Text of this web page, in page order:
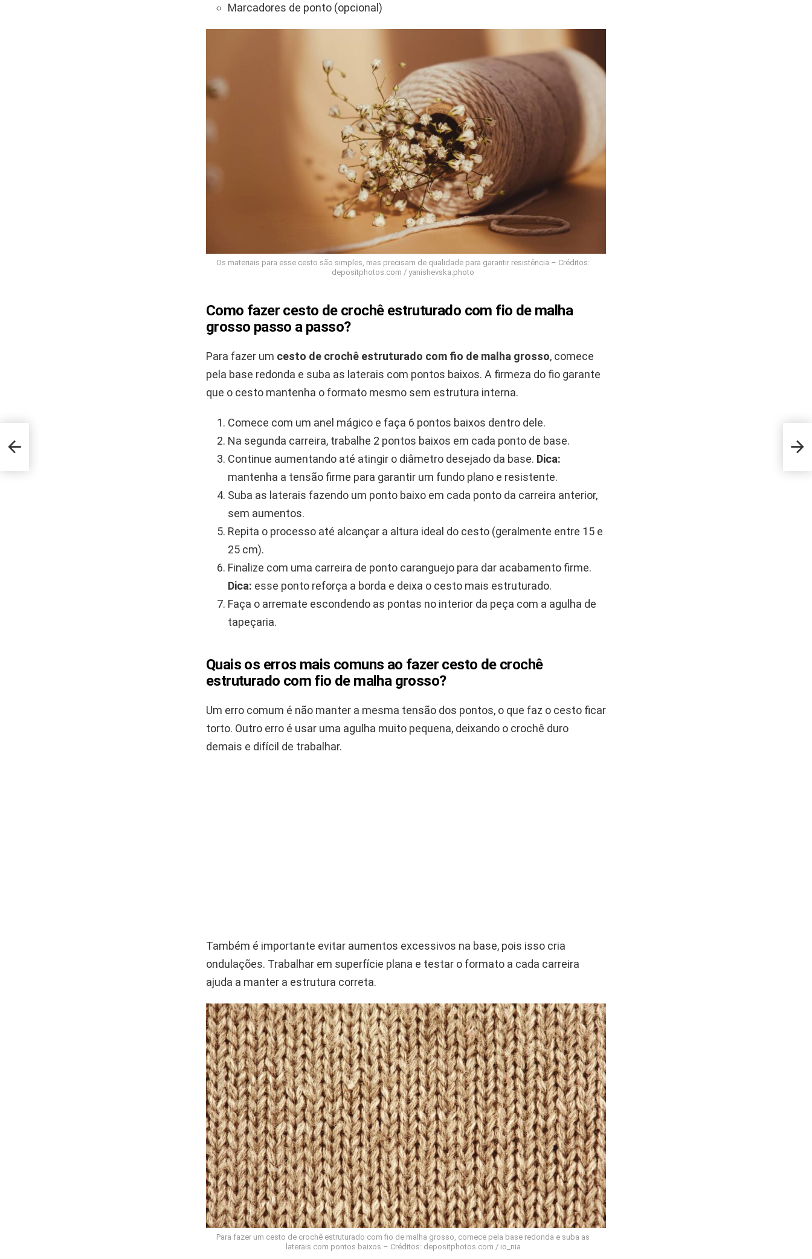
Marcadores de ponto (opcional)
Os materiais para esse cesto são simples, mas precisam de qualidade para garantir resistência – Créditos:
depositphotos.com / yanishevska.photo
Como fazer cesto de crochê estruturado com fio de malha
grosso passo a passo?
Para fazer um cesto de crochê estruturado com fio de malha grosso, comece
pela base redonda e suba as laterais com pontos baixos. A firmeza do fio garante
que o cesto mantenha o formato mesmo sem estrutura interna.
Comece com um anel mágico e faça 6 pontos baixos dentro dele.
Na segunda carreira, trabalhe 2 pontos baixos em cada ponto de base.
Continue aumentando até atingir o diâmetro desejado da base. Dica:
mantenha a tensão firme para garantir um fundo plano e resistente.
Suba as laterais fazendo um ponto baixo em cada ponto da carreira anterior,
sem aumentos.
Repita o processo até alcançar a altura ideal do cesto (geralmente entre 15 e
25 cm).
Finalize com uma carreira de ponto caranguejo para dar acabamento firme.
Dica: esse ponto reforça a borda e deixa o cesto mais estruturado.
Faça o arremate escondendo as pontas no interior da peça com a agulha de
tapeçaria.
Quais os erros mais comuns ao fazer cesto de crochê
estruturado com fio de malha grosso?
Um erro comum é não manter a mesma tensão dos pontos, o que faz o cesto ficar
torto. Outro erro é usar uma agulha muito pequena, deixando o crochê duro
demais e difícil de trabalhar.
Também é importante evitar aumentos excessivos na base, pois isso cria
ondulações. Trabalhar em superfície plana e testar o formato a cada carreira
ajuda a manter a estrutura correta.
Para fazer um cesto de crochê estruturado com fio de malha grosso, comece pela base redonda e suba as
laterais com pontos baixos – Créditos: depositphotos.com / io_nia
O